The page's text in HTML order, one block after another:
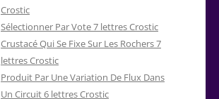
Crostic
Sélectionner Par Vote 7 lettres Crostic
Crustacé Qui Se Fixe Sur Les Rochers 7
lettres Crostic
Produit Par Une Variation De Flux Dans
Un Circuit 6 lettres Crostic